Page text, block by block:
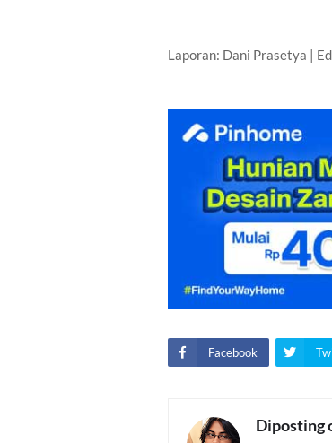
Laporan: Dani Prasetya |
Facebook
Diposting